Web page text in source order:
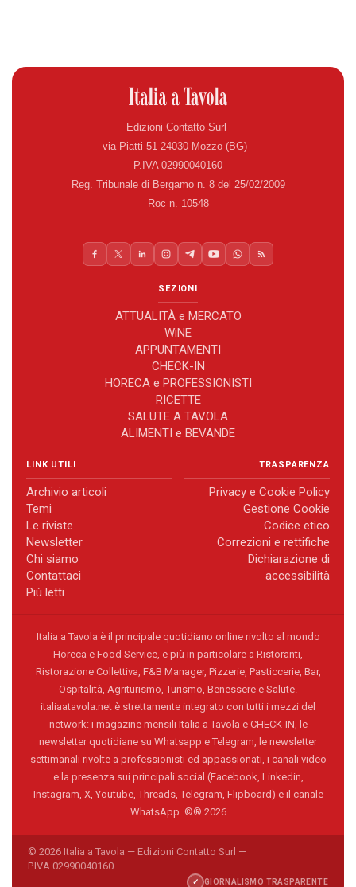
Edizioni Contatto Surl
via Piatti 51 24030 Mozzo (BG)
P.IVA 02990040160
Reg. Tribunale di Bergamo n. 8 del 25/02/2009
Roc n. 10548
SEZIONI
ATTUALITÀ e MERCATO
WiNE
APPUNTAMENTI
CHECK-IN
HORECA e PROFESSIONISTI
RICETTE
SALUTE A TAVOLA
ALIMENTI e BEVANDE
LINK UTILI
Archivio articoli
Temi
Le riviste
Newsletter
Chi siamo
Contattaci
Più letti
TRASPARENZA
Privacy e Cookie Policy
Gestione Cookie
Codice etico
Correzioni e rettifiche
Dichiarazione di
accessibilità
Italia a Tavola è il principale quotidiano online rivolto al mondo
Horeca e Food Service, e più in particolare a Ristoranti,
Ristorazione Collettiva, F&B Manager, Pizzerie, Pasticcerie, Bar,
Ospitalità, Agriturismo, Turismo, Benessere e Salute.
italiaatavola.net è strettamente integrato con tutti i mezzi del
network: i magazine mensili Italia a Tavola e CHECK-IN, le
newsletter quotidiane su Whatsapp e Telegram, le newsletter
settimanali rivolte a professionisti ed appassionati, i canali video
e la presenza sui principali social (Facebook, Linkedin,
Instagram, X, Youtube, Threads, Telegram, Flipboard) e il canale
WhatsApp. ©® 2026
© 2026 Italia a Tavola — Edizioni Contatto Surl —
P.IVA 02990040160
✓ GIORNALISMO TRASPARENTE